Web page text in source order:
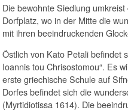
Die bewohnte Siedlung
Dorfplatz, wo in der Mitte die
mit ihren beeindruckenden
Östlich von Kato Petali befindet
Ioannis tou Chrisostomou“. Es
erste griechische Schule auf
Dorfes befindet sich die
(Myrtidiotissa 1614). Die